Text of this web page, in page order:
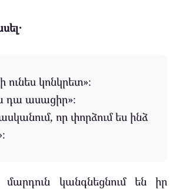
ունես կոնկրետ»։
դա ասացիր»։
որ փորձում ես ինձ
կանգնեցնում են իր